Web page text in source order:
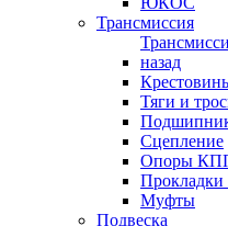
Трансмиссия
назад
Тяги и
Сцепление
Опоры
Муфты
Подвеска